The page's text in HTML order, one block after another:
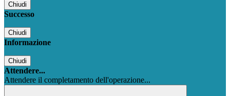
Chiudi
Successo
Chiudi
Informazione
Chiudi
Attendere...
Attendere il completamento dell'operazione...